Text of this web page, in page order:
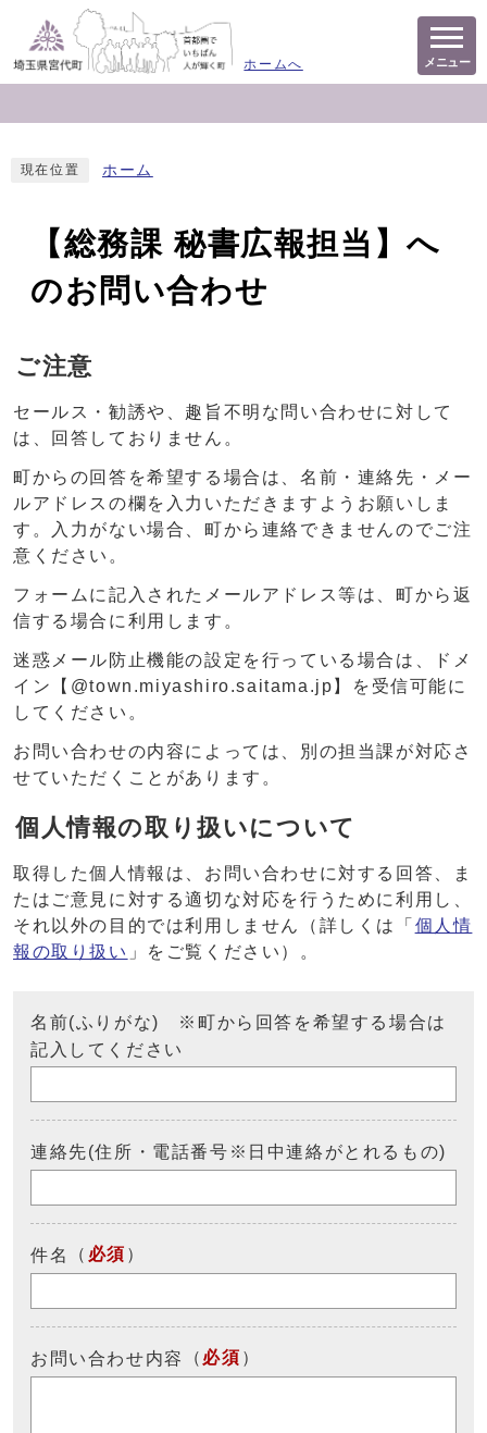
ホームへ メニュー
現在位置 ホーム
【総務課 秘書広報担当】へ
のお問い合わせ
ご注意
セールス・勧誘や、趣旨不明な問い合わせに対して
は、回答しておりません。
町からの回答を希望する場合は、名前・連絡先・メー
ルアドレスの欄を入力いただきますようお願いしま
す。入力がない場合、町から連絡できませんのでご注
意ください。
フォームに記入されたメールアドレス等は、町から返
信する場合に利用します。
迷惑メール防止機能の設定を行っている場合は、ドメ
イン【@town.miyashiro.saitama.jp】を受信可能に
してください。
お問い合わせの内容によっては、別の担当課が対応さ
せていただくことがあります。
個人情報の取り扱いについて
取得した個人情報は、お問い合わせに対する回答、ま
たはご意見に対する適切な対応を行うために利用し、
それ以外の目的では利用しません（詳しくは「 個人情
報の取り扱い 」をご覧ください）。
名前(ふりがな) ※町から回答を希望する場合は
記入してください
連絡先(住所・電話番号※日中連絡がとれるもの)
件名 （ 必須 ）
お問い合わせ内容 （ 必須 ）